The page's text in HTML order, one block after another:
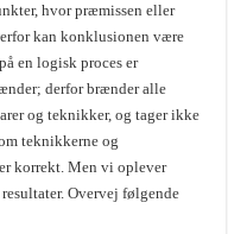
hvor præmissen eller
kan konklusionen være
en logisk proces er
derfor brænder alle
og teknikker, og tager ikke
teknikkerne og
korrekt. Men vi oplever
Overvej følgende